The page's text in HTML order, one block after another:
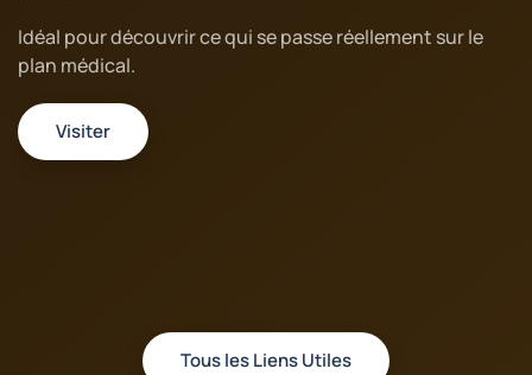
Idéal pour découvrir ce qui se passe réellement sur le
plan médical.
Visiter
Tous les Liens Utiles